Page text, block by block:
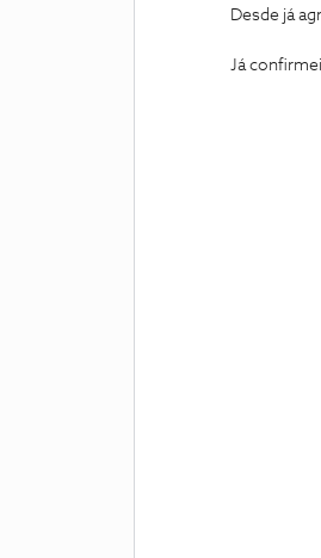
Desde já
Já